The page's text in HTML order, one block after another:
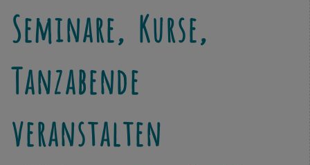
Seminare, Kurse,
Tanzabende
veranstalten